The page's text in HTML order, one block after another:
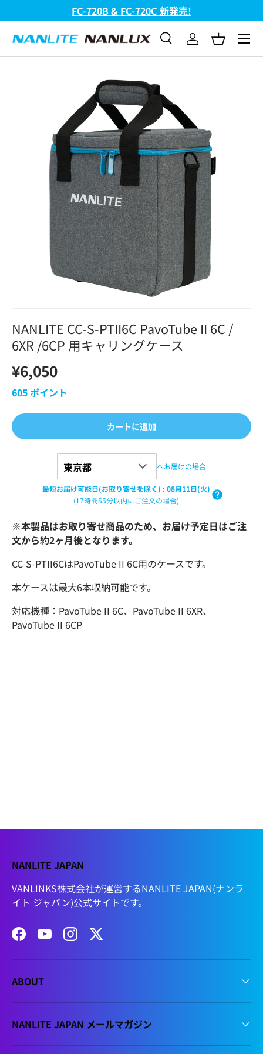
コンテンツへスキップ
FC-720B & FC-720C 新発売!
検索
検索 ログインバスケッ
メニ
NANLITE CC-S-PTII6C PavoTube II 6C /
6XR /6CP 用キャリングケース
¥6,050
605ポイント
カートに追加
へお届けの場合
最短お届け可能日(お取り寄せを除く) : 08月11日(火)
(17時間55分以内にご注文の場合)
※本製品はお取り寄せ商品のため、お届け予定日はご注
文から約2ヶ月後となります。
CC-S-PTII6CはPavoTube II 6C用のケースです。
本ケースは最大6本収納可能です。
対応機種： PavoTube II 6C、 PavoTube II 6XR、
PavoTube II 6CP
NANLITE JAPAN
VANLINKS株式会社が運営するNANLITE JAPAN(ナンラ
イト ジャパン)公式サイトです。
FacebookYouTubeInstagramTwitter
ABOUT
NANLITE JAPAN メールマガジン